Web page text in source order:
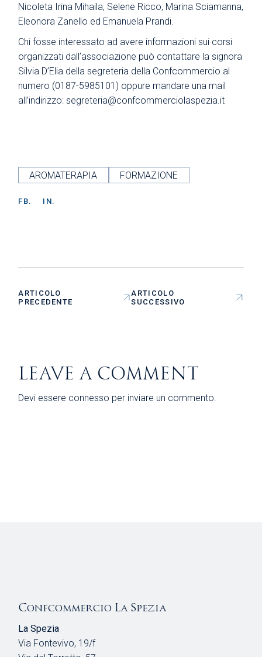
Nicoleta Irina Mihaila, Selene Ricco, Marina Sciamanna,
Eleonora Zanello ed Emanuela Prandi.
Chi fosse interessato ad avere informazioni sui corsi
organizzati dall’associazione può contattare la signora
Silvia D’Elia della segreteria della Confcommercio al
numero (0187-5985101) oppure mandare una mail
all’indirizzo: segreteria@confcommerciolaspezia.it
AROMATERAPIA FORMAZIONE
FB. IN.
ARTICOLO
PRECEDENTE
ARTICOLO
SUCCESSIVO
LEAVE A COMMENT
Devi essere connesso per inviare un commento.
Confcommercio La Spezia
La Spezia
Via Fontevivo, 19/f